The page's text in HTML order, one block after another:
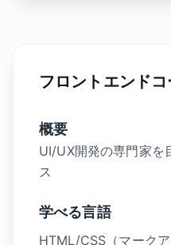
フロントエンドコ
概要
UI/UX開発の専門家を
ス
学べる言語
HTML/CSS（マークア